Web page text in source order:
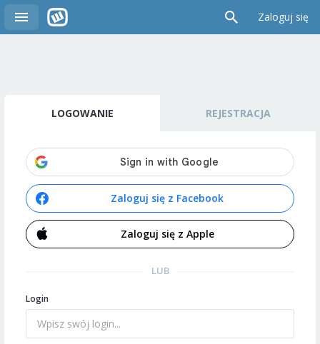
Zaloguj się
LOGOWANIE REJESTRACJA
Zaloguj się z Facebook
Zaloguj się z Apple
LUB
Login